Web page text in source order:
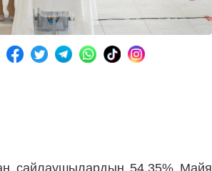
сайлаушылардың 54,35% Майя